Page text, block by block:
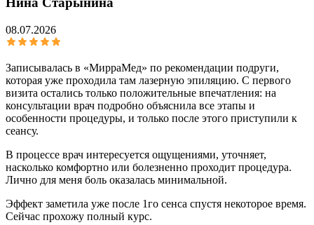
08.07.2026
Записывалась в «МирраМед» по рекомендации подруги,
которая уже проходила там лазерную эпиляцию. С первого
визита остались только положительные впечатления: на
консультации врач подробно объяснила все этапы и
особенности процедуры, и только после этого приступили к
сеансу.
В процессе врач интересуется ощущениями, уточняет,
насколько комфортно или болезненно проходит процедура.
Лично для меня боль оказалась минимальной.
Эффект заметила уже после 1го сенса спустя некоторое время.
Сейчас прохожу полный курс.